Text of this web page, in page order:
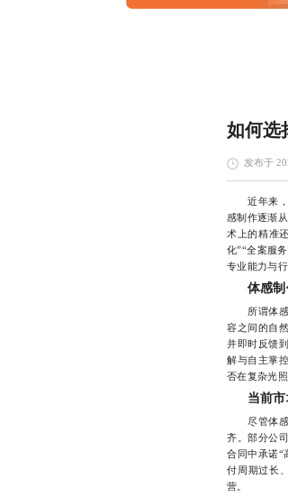
如何选
发布于
近年来，
感制作逐渐
术上的精准
化”“全案服
专业能力与
体感
所谓体感
容之间的自
并即时反馈
解与自主掌
否在复杂光
当前
尽管体感
齐。部分公
合同中承诺“
付周期过长
营。